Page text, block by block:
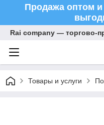
Продажа оптом
Rai company — торгово-
Товары и услуги